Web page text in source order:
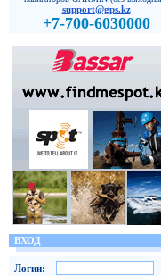
support@gps.kz
+7-700-6030000
ВХОД
Логин: